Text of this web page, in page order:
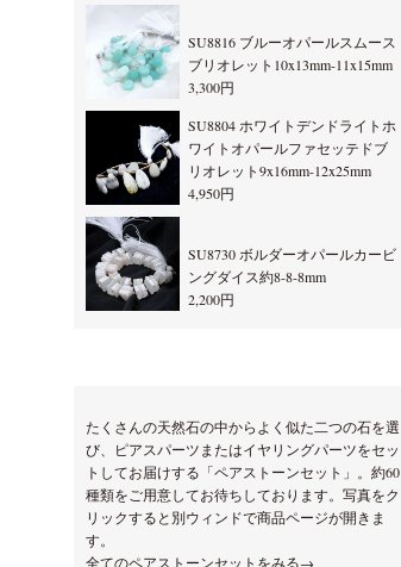
SU8816 ブルーオパールスムース
ブリオレット10x13mm-11x15mm
3,300円
SU8804 ホワイトデンドライトホ
ワイトオパールファセッテドブ
リオレット9x16mm-12x25mm
4,950円
SU8730 ボルダーオパールカービ
ングダイス約8-8-8mm
2,200円
たくさんの天然石の中からよく似た二つの石を選
び、ピアスパーツまたはイヤリングパーツをセッ
トしてお届けする「ペアストーンセット」。約60
種類をご用意してお待ちしております。写真をク
リックすると別ウィンドで商品ページが開きま
す。
全てのペアストーンセットをみる→